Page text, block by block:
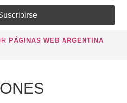
PÁGINAS WEB ARGENTINA